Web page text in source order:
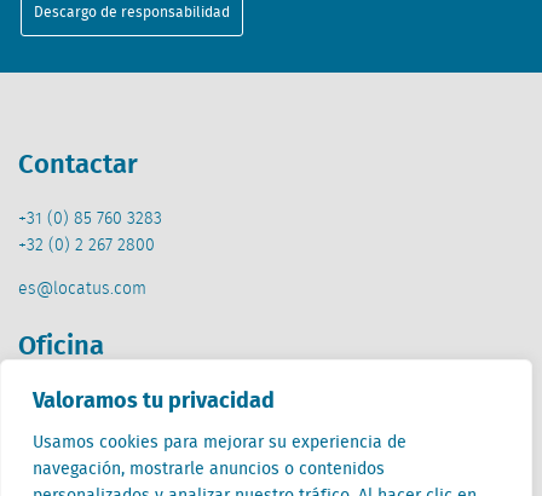
Valoramos tu privacidad
Usamos cookies para mejorar su experiencia de
navegación, mostrarle anuncios o contenidos
Descargo de responsabilidad
Contactar
+31 (0) 85 760 3283
+32 (0) 2 267 2800
es@locatus.com
Oficina
Países Bajos (HQ)
Stationsplein 32
3511 ED Utrecht